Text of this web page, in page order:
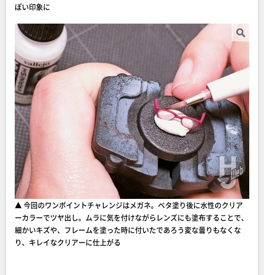
ぽい印象に
▲ 今回のワンポイントチャレンジはメガネ。ベタ塗り後に水性のクリア
ーカラーでツヤ出し。ムラに気を付けながらレンズにも塗布することで、
細かいキズや、フレームを塗った時に付いたであろう変な曇りもなくな
り、キレイなクリアーに仕上がる